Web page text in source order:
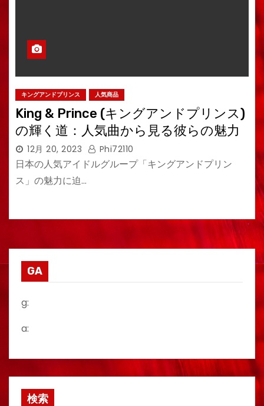
キングアンドプリンス 人気商品
King & Prince (キングアンドプリンス)
の輝く道：人気曲から見る彼らの魅力
12月 20, 2023 Phi72110
日本の人気アイドルグループ「キングアンドプリン
ス」の魅力に迫…
GA
g:
a:
検索